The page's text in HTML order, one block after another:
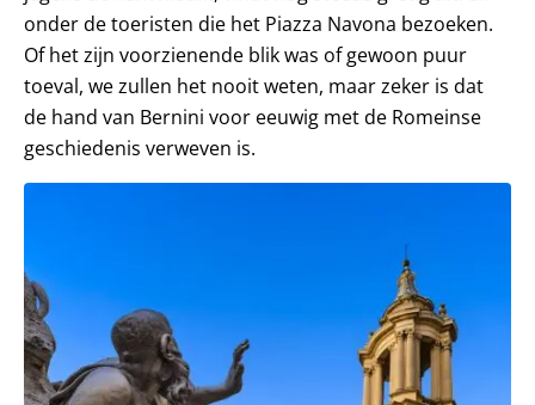
onder de toeristen die het Piazza Navona bezoeken.
Of het zijn voorzienende blik was of gewoon puur
toeval, we zullen het nooit weten, maar zeker is dat
de hand van Bernini voor eeuwig met de Romeinse
geschiedenis verweven is.